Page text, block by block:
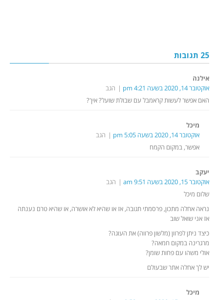
25 תגובות
אילנה
אוקטובר 14, 2020 בשעה 4:21 pm
הגב
האם אפשר לעשות קראמבל עם שבולת שועל? איך?
מיכל
אוקטובר 14, 2020 בשעה 5:05 pm
הגב
אפשר, במקום הקמח
יעקב
אוקטובר 15, 2020 בשעה 9:51 am
הגב
שלום מיכל
נראה אחלה מתכון, פרסמתי תגובה, אז או שהיא לא אושרה, או שהיא טרם נענתה
אז אני שואל שוב
כיצד ניתן לפרוון (מלשון פרווה) את העוגה?
מרגרינה במקום חמאה?
אולי משהו עם פחות שומן?
יש לך אחלה אתר שבעולם
מיכל